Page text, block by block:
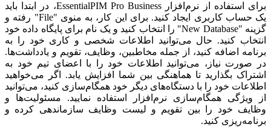
برای استفاده از نرم‌افزار EssentialPIM Pro Business، در ابتدا باید
یک حساب کاربری ایجاد کنید. برای این کار، به منوی "File" رفته و
گزینه "New Database" را انتخاب کنید و یک نام برای پایگاه داده خود
انتخاب کنید. حال می‌توانید اطلاعات شخصی و کاری خود را به
برنامه اضافه کنید، از جمله مخاطبین، وظایف، تقویم و یادداشت‌ها.
در صورت نیاز، می‌توانید اطلاعات خود را با اعضای تیم خود به
اشتراک بگذارید تا هماهنگی بین شما افزایش یابد. اگر می‌خواهید
اطلاعات خود را با دستگاه‌های دیگر خود همگام‌سازی کنید، می‌توانید
از ویژگی همگام‌سازی نرم‌افزار استفاده نمایید. مسئولیت‌ها و
وظایف خود را بین تقویم و لیست وظایف سازماندهی کرده و
برنامه‌ریزی کنید.